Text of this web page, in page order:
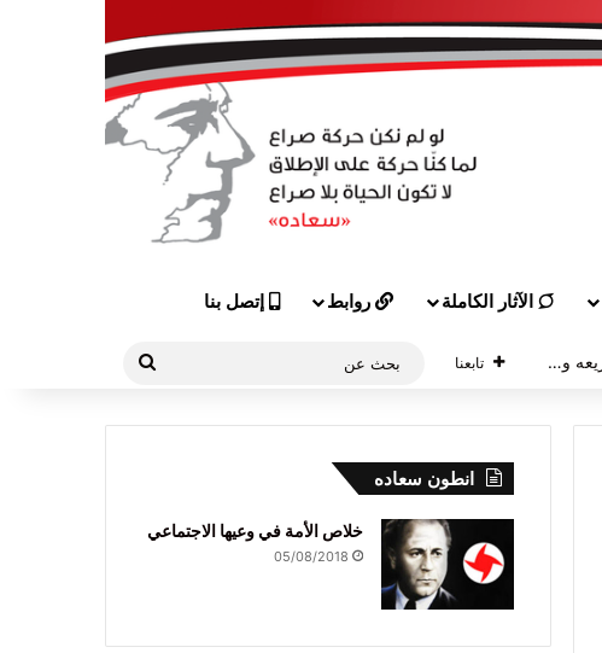
الآثار الكاملة روابط إتصل بنا
لقاء بين “القومي” و”الشعبية” في صيدا لمواجهة العدوان الصهيونيّ وإسقاط مشاريعه وسياساته تابعنا
انطون سعاده
خلاص الأمة في وعيها الاجتماعي
05/08/2018